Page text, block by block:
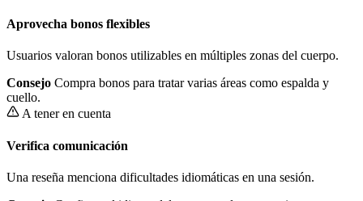
Aprovecha bonos flexibles
Usuarios valoran bonos utilizables en múltiples zonas del cuerpo.
Consejo Compra bonos para tratar varias áreas como espalda y
cuello.
A tener en cuenta
Verifica comunicación
Una reseña menciona dificultades idiomáticas en una sesión.